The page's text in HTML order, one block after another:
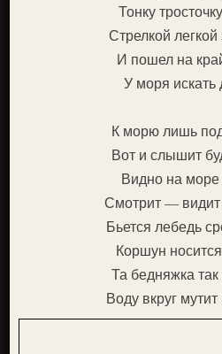
Тонку
Стрелкой легкой
И пошел на
У моря искать
К морю лишь
Вот и слышит
Видно на море
Смотрит — видит
Бьется лебедь
Коршун
Та бедняжка
Воду вкруг